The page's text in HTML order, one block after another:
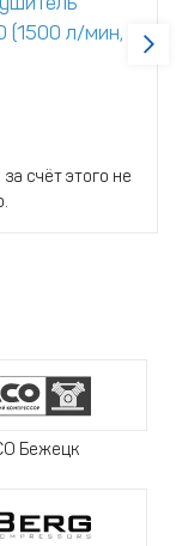
(1500 л/мин,
счёт этого не
Бежецк